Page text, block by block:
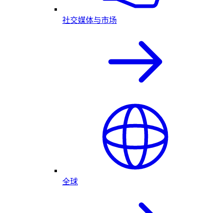
社交媒体与市场
全球